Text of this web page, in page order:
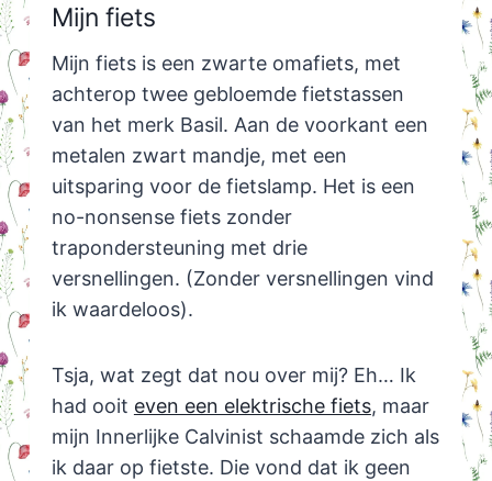
Mijn fiets
Mijn fiets is een zwarte omafiets, met
achterop twee gebloemde fietstassen
van het merk Basil. Aan de voorkant een
metalen zwart mandje, met een
uitsparing voor de fietslamp. Het is een
no-nonsense fiets zonder
trapondersteuning met drie
versnellingen. (Zonder versnellingen vind
ik waardeloos).
Tsja, wat zegt dat nou over mij? Eh… Ik
had ooit even een elektrische fiets, maar
mijn Innerlijke Calvinist schaamde zich als
ik daar op fietste. Die vond dat ik geen